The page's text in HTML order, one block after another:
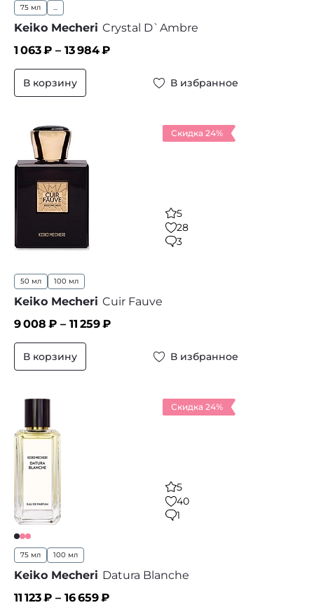
75 мл ...
Keiko Mecheri Crystal D`Ambre
1 063₽ – 13 984₽
В корзину В избранное
Скидка 24%
5
28
3
50 мл 100 мл
Keiko Mecheri Cuir Fauve
9 008 ₽ – 11 259₽
В корзину В избранное
Скидка 24%
5
40
1
75 мл 100 мл
Keiko Mecheri Datura Blanche
11 123₽ – 16 659₽